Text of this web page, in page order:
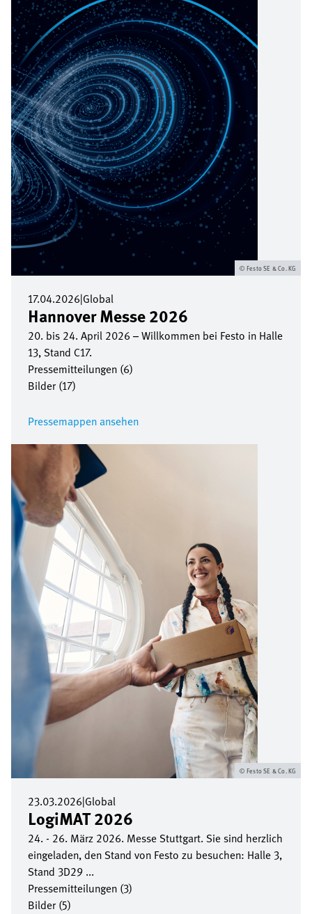
17.04.2026|Global
Hannover Messe 2026
20. bis 24. April 2026 – Willkommen bei Festo in Halle
13, Stand C17.
Pressemitteilungen (6)
Bilder (17)
Pressemappen ansehen
Festo SE & Co. KG
23.03.2026|Global
LogiMAT 2026
24. - 26. März 2026. Messe Stuttgart. Sie sind herzlich
eingeladen, den Stand von Festo zu besuchen: Halle 3,
Stand 3D29 ...
Pressemitteilungen (3)
Bilder (5)
Bild
Festo SE & Co. KG